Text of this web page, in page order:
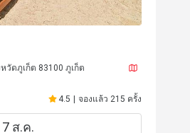
วัดภูเก็ต 83100 ภูเก็ต
4.5 จองแล้ว 215 ครั้ง